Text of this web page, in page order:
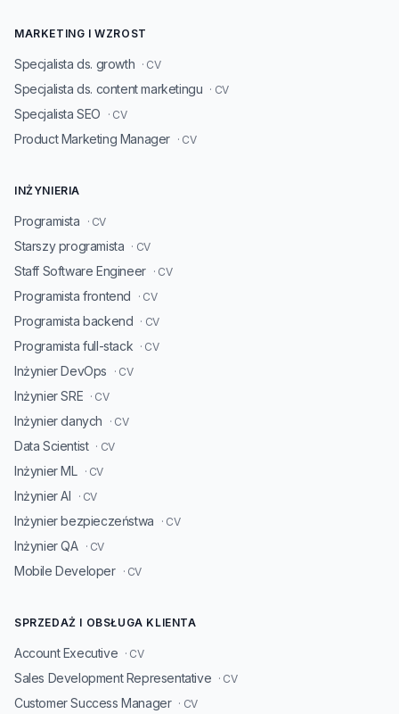
MARKETING I WZROST
Specjalista ds. growth · CV
Specjalista ds. content marketingu · CV
Specjalista SEO · CV
Product Marketing Manager · CV
INŻYNIERIA
Programista · CV
Starszy programista · CV
Staff Software Engineer · CV
Programista frontend · CV
Programista backend · CV
Programista full-stack · CV
Inżynier DevOps · CV
Inżynier SRE · CV
Inżynier danych · CV
Data Scientist · CV
Inżynier ML · CV
Inżynier AI · CV
Inżynier bezpieczeństwa · CV
Inżynier QA · CV
Mobile Developer · CV
SPRZEDAŻ I OBSŁUGA KLIENTA
Account Executive · CV
Sales Development Representative · CV
Customer Success Manager · CV